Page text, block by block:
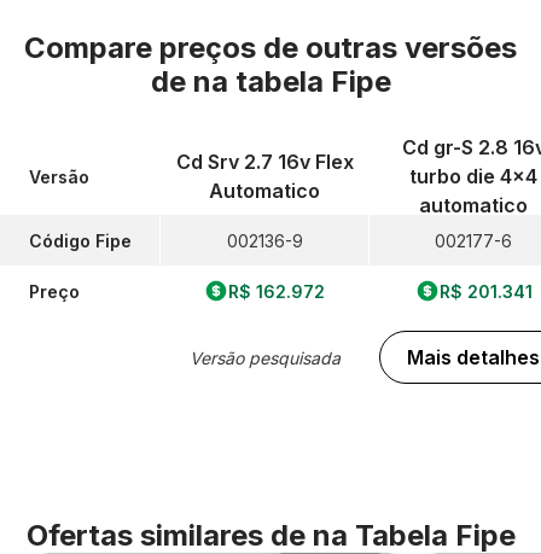
Compare preços de outras versões
de na tabela Fipe
Versão
Código Fipe
Preço
Cd Srv 2.7 16v Flex
Automatico
002136-9
R$ 162.972
Versão pesquisada
Cd gr-S 2.8
turbo die 4x4
automatico
002177-6
R$ 201.341
Mais detalhes
Ofertas similares de na Tabela Fipe
Foto 360º